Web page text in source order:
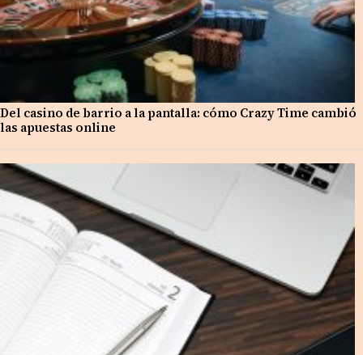
Del casino de barrio a la pantalla: cómo Crazy Time cambió
las apuestas online